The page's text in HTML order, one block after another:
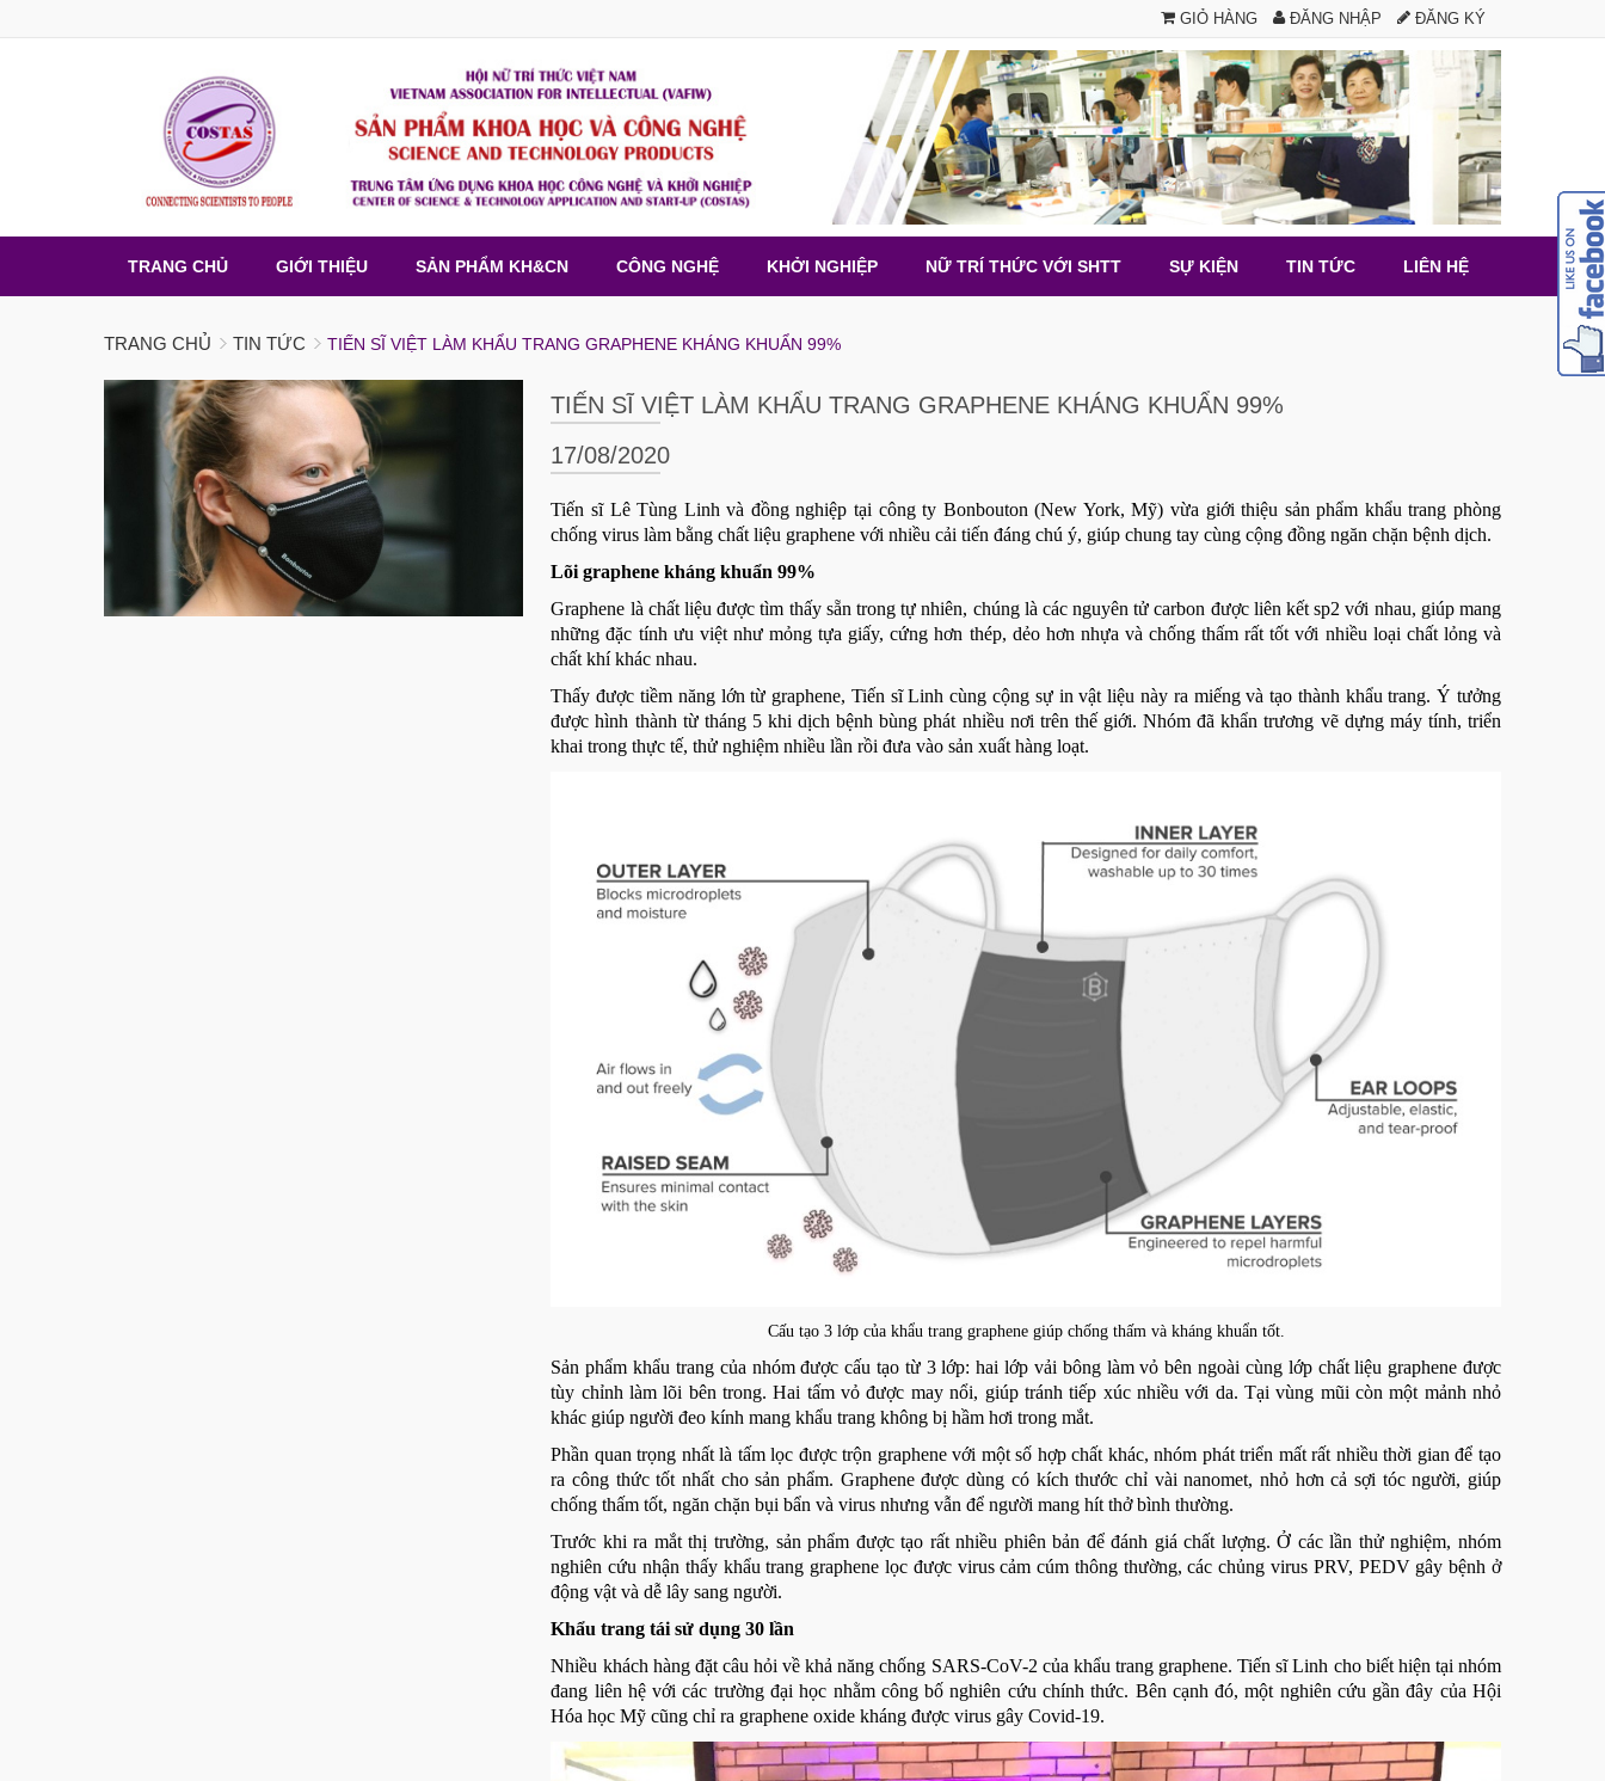
GIỎ HÀNG ĐĂNG NHẬP ĐĂNG KÝ
TRANG CHỦ GIỚI THIỆU SẢN PHẨM KH&CN CÔNG NGHỆ KHỞI NGHIỆP NỮ TRÍ THỨC VỚI SHTT SỰ KIỆN TIN TỨC LIÊN HỆ
TRANG CHỦ TIN TỨC TIẾN SĨ VIỆT LÀM KHẨU TRANG GRAPHENE KHÁNG KHUẨN 99%
TIẾN SĨ VIỆT LÀM KHẨU TRANG GRAPHENE KHÁNG KHUẨN 99%
17/08/2020
Tiến sĩ Lê Tùng Linh và đồng nghiệp tại công ty Bonbouton (New York, Mỹ) vừa giới thiệu sản phẩm khẩu trang phòng
chống virus làm bằng chất liệu graphene với nhiều cải tiến đáng chú ý, giúp chung tay cùng cộng đồng ngăn chặn bệnh dịch.
Lõi graphene kháng khuẩn 99%
Graphene là chất liệu được tìm thấy sẵn trong tự nhiên, chúng là các nguyên tử carbon được liên kết sp2 với nhau, giúp mang
những đặc tính ưu việt như mỏng tựa giấy, cứng hơn thép, dẻo hơn nhựa và chống thấm rất tốt với nhiều loại chất lỏng và
chất khí khác nhau.
Thấy được tiềm năng lớn từ graphene, Tiến sĩ Linh cùng cộng sự in vật liệu này ra miếng và tạo thành khẩu trang. Ý tưởng
được hình thành từ tháng 5 khi dịch bệnh bùng phát nhiều nơi trên thế giới. Nhóm đã khẩn trương vẽ dựng máy tính, triển
khai trong thực tế, thử nghiệm nhiều lần rồi đưa vào sản xuất hàng loạt.
Cấu tạo 3 lớp của khẩu trang graphene giúp chống thấm và kháng khuẩn tốt.
Sản phẩm khẩu trang của nhóm được cấu tạo từ 3 lớp: hai lớp vải bông làm vỏ bên ngoài cùng lớp chất liệu graphene được
tùy chỉnh làm lõi bên trong. Hai tấm vỏ được may nổi, giúp tránh tiếp xúc nhiều với da. Tại vùng mũi còn một mảnh nhỏ
khác giúp người đeo kính mang khẩu trang không bị hầm hơi trong mắt.
Phần quan trọng nhất là tấm lọc được trộn graphene với một số hợp chất khác, nhóm phát triển mất rất nhiều thời gian để tạo
ra công thức tốt nhất cho sản phẩm. Graphene được dùng có kích thước chỉ vài nanomet, nhỏ hơn cả sợi tóc người, giúp
chống thấm tốt, ngăn chặn bụi bẩn và virus nhưng vẫn để người mang hít thở bình thường.
Trước khi ra mắt thị trường, sản phẩm được tạo rất nhiều phiên bản để đánh giá chất lượng. Ở các lần thử nghiệm, nhóm
nghiên cứu nhận thấy khẩu trang graphene lọc được virus cảm cúm thông thường, các chủng virus PRV, PEDV gây bệnh ở
động vật và dễ lây sang người.
Khẩu trang tái sử dụng 30 lần
Nhiều khách hàng đặt câu hỏi về khả năng chống SARS-CoV-2 của khẩu trang graphene. Tiến sĩ Linh cho biết hiện tại nhóm
đang liên hệ với các trường đại học nhằm công bố nghiên cứu chính thức. Bên cạnh đó, một nghiên cứu gần đây của Hội
Hóa học Mỹ cũng chỉ ra graphene oxide kháng được virus gây Covid-19.